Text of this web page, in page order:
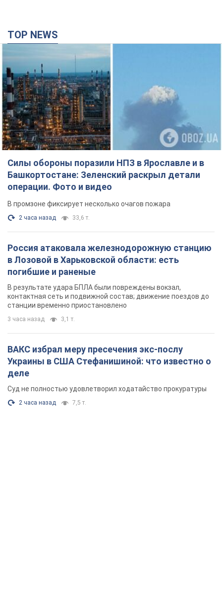
TOP NEWS
Силы обороны поразили НПЗ в Ярославле и в
Башкортостане: Зеленский раскрыл детали
операции. Фото и видео
В промзоне фиксирует несколько очагов пожара
2 часа назад 33,6 т.
Россия атаковала железнодорожную станцию
в Лозовой в Харьковской области: есть
погибшие и раненые
В результате удара БПЛА были повреждены вокзал,
контактная сеть и подвижной состав; движение поездов до
станции временно приостановлено
3 часа назад 3,1 т.
ВАКС избрал меру пресечения экс-послу
Украины в США Стефанишиной: что известно о
деле
Суд не полностью удовлетворил ходатайство прокуратуры
2 часа назад 7,5 т.